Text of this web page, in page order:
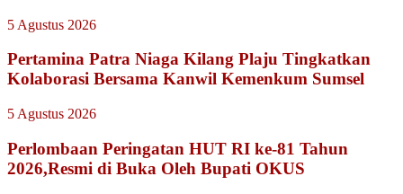
5 Agustus 2026
Pertamina Patra Niaga Kilang Plaju Tingkatkan
Kolaborasi Bersama Kanwil Kemenkum Sumsel
5 Agustus 2026
Perlombaan Peringatan HUT RI ke-81 Tahun
2026,Resmi di Buka Oleh Bupati OKUS